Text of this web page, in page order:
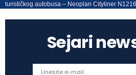
turističkog autobusa – Neoplan Cityliner
Sejari